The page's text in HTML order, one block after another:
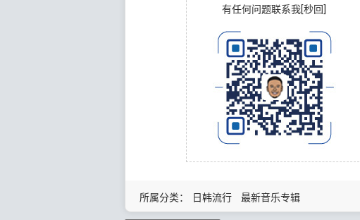
所属分类： 日韩流行 最新音乐专辑
有任何问题联系我[秒回]